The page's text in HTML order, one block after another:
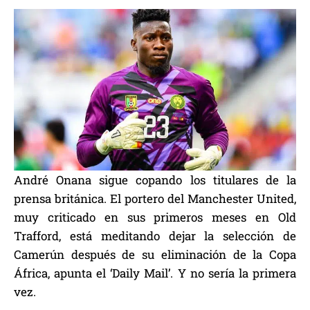
André Onana sigue copando los titulares de la
prensa británica. El portero del Manchester United,
muy criticado en sus primeros meses en Old
Trafford, está meditando dejar la selección de
Camerún después de su eliminación de la Copa
África, apunta el ‘Daily Mail’. Y no sería la primera
vez.